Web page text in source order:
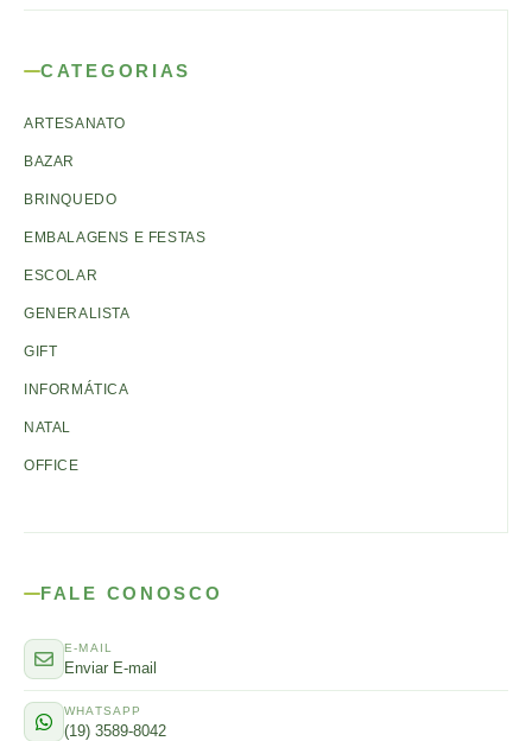
CATEGORIAS
ARTESANATO
BAZAR
BRINQUEDO
EMBALAGENS E FESTAS
ESCOLAR
GENERALISTA
GIFT
INFORMÁTICA
NATAL
OFFICE
FALE CONOSCO
E-MAIL
Enviar E-mail
WHATSAPP
(19) 3589-8042